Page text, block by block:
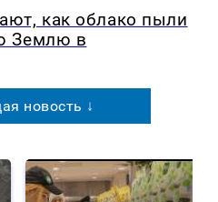
как облако пыли
Землю в
новость ↓